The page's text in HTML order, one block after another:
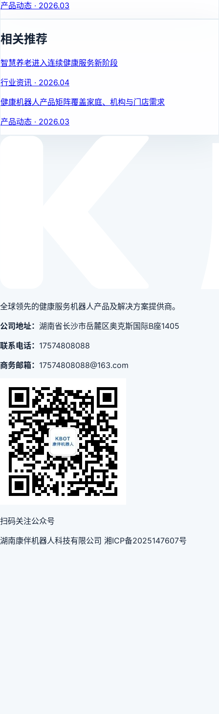
产品动态 · 2026.03
相关推荐
智慧养老进入连续健康服务新阶段
行业资讯 · 2026.04
健康机器人产品矩阵覆盖家庭、机构与门店需求
产品动态 · 2026.03
全球领先的健康服务机器人产品及解决方案提供商。
公司地址： 湖南省长沙市岳麓区奥克斯国际B座1405
联系电话： 17574808088
商务邮箱： 17574808088@163.com
扫码关注公众号
湖南康伴机器人科技有限公司 湘ICP备2025147607号